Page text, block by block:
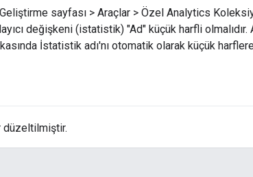
sayfası > Araçlar > Özel Analytics
değişkeni (istatistik) "Ad" küçük harfli
İstatistik adı'nı otomatik olarak küçük
düzeltilmiştir.